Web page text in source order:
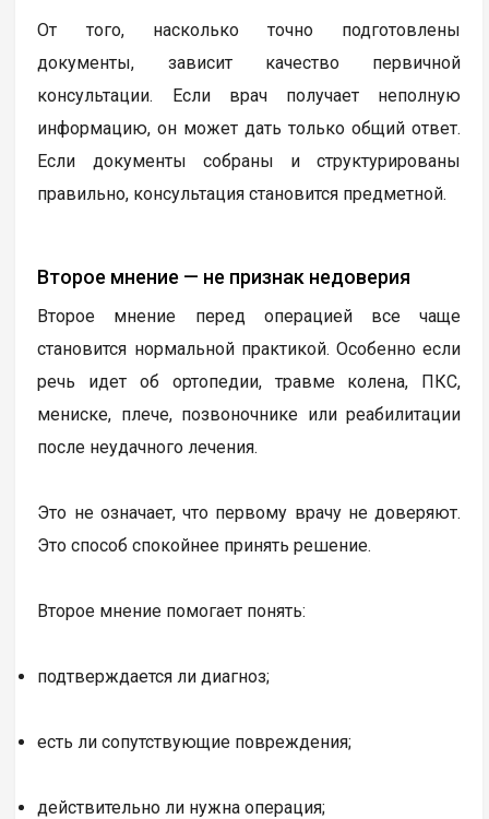
От того, насколько точно подготовлены
документы, зависит качество первичной
консультации. Если врач получает неполную
информацию, он может дать только общий ответ.
Если документы собраны и структурированы
правильно, консультация становится предметной.
Второе мнение — не признак недоверия
Второе мнение перед операцией все чаще
становится нормальной практикой. Особенно если
речь идет об ортопедии, травме колена, ПКС,
мениске, плече, позвоночнике или реабилитации
после неудачного лечения.
Это не означает, что первому врачу не доверяют.
Это способ спокойнее принять решение.
Второе мнение помогает понять:
подтверждается ли диагноз;
есть ли сопутствующие повреждения;
действительно ли нужна операция;